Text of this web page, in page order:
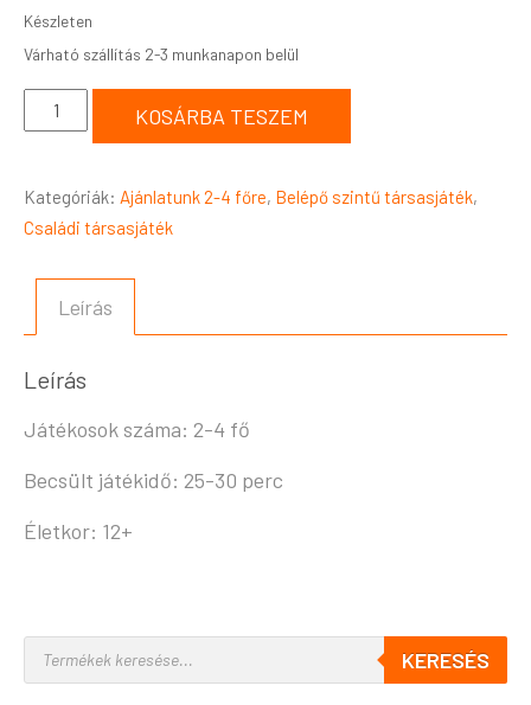
Készleten
KOSÁRBA TESZEM
Kategóriák: Ajánlatunk 2-4 főre, Belépő szintű társasjáték,
Családi társasjáték
Leírás
Leírás
Játékosok száma: 2-4 fő
Becsült játékidő: 25-30 perc
Életkor: 12+
KERESÉS